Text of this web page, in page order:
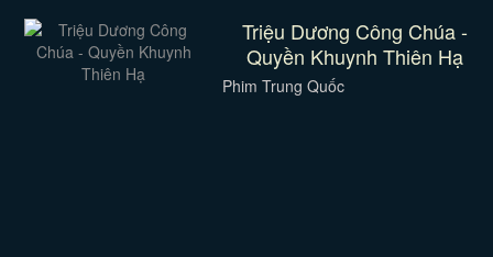
Triệu Dương Công Chúa -
Quyền Khuynh Thiên Hạ
Phim Trung Quốc